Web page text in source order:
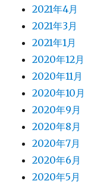
2021年4月
2021年3月
2021年1月
2020年12月
2020年11月
2020年10月
2020年9月
2020年8月
2020年7月
2020年6月
2020年5月